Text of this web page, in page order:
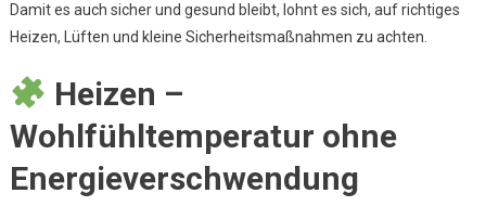
Zuhause
–
Lüften
Sicherheit
Alltag
Damit es auch sicher und gesund bleibt, lohnt es sich, auf richtiges
Heizen, Lüften und kleine Sicherheitsmaßnahmen zu achten.
Heizen –
Wohlfühltemperatur ohne
Energieverschwendung